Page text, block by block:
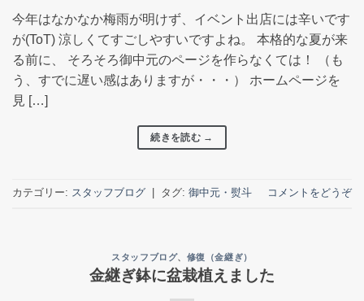
今年はなかなか梅雨が明けず、イベント出店には辛いです
が(ToT) 涼しくてすごしやすいですよね。 本格的な夏が来
る前に、 そろそろ御中元のページを作らなくては！ （も
う、すでに遅い感はありますが・・・） ホームページを
見 […]
続きを読む →
カテゴリー: スタッフブログ タグ: 御中元・熨斗 コメントをどうぞ
スタッフブログ、 修復（金継ぎ）
金継ぎ鉢に盆栽植えました